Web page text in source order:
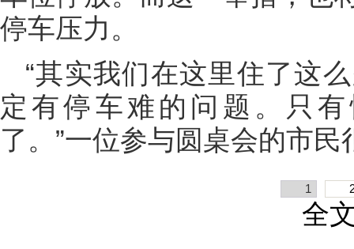
停车压力。
“其实我们在这里住了这
定有停车难的问题。只
了。”一位参与圆桌会的市民
1
全